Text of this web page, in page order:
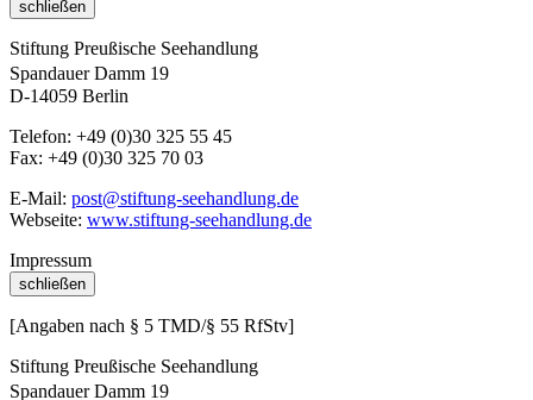
schließen
Stiftung Preußische Seehandlung
Spandauer Damm 19
D-14059 Berlin
Telefon: +49 (0)30 325 55 45
Fax: +49 (0)30 325 70 03
E-Mail: post@stiftung-seehandlung.de
Webseite: www.stiftung-seehandlung.de
Impressum
schließen
[Angaben nach § 5 TMD/§ 55 RfStv]
Stiftung Preußische Seehandlung
Spandauer Damm 19